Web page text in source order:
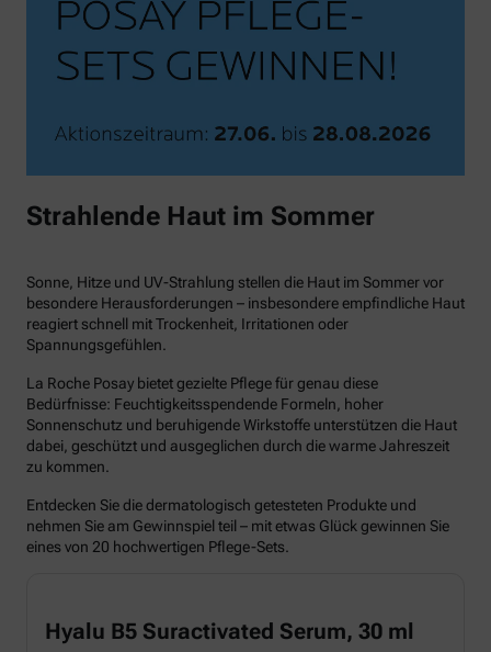
Strahlende Haut im Sommer
Sonne, Hitze und UV-Strahlung stellen die Haut im Sommer vor
besondere Herausforderungen – insbesondere empfindliche Haut
reagiert schnell mit Trockenheit, Irritationen oder
Spannungsgefühlen.
La Roche Posay bietet gezielte Pflege für genau diese
Bedürfnisse: Feuchtigkeitsspendende Formeln, hoher
Sonnenschutz und beruhigende Wirkstoffe unterstützen die Haut
dabei, geschützt und ausgeglichen durch die warme Jahreszeit
zu kommen.
Entdecken Sie die dermatologisch getesteten Produkte und
nehmen Sie am Gewinnspiel teil – mit etwas Glück gewinnen Sie
eines von 20 hochwertigen Pflege-Sets.
Hyalu B5 Suractivated Serum, 30 ml